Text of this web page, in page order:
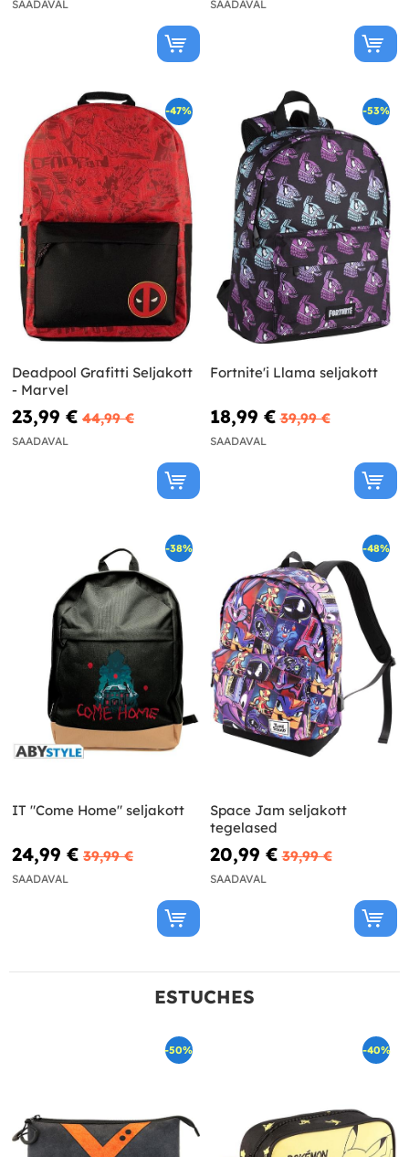
SAADAVAL SAADAVAL
-47%
Deadpool Grafitti Seljakott
- Marvel
23,99 € 44,99 €
SAADAVAL
-53%
Fortnite'i Llama seljakott
18,99 € 39,99 €
SAADAVAL
-38%
IT "Come Home" seljakott
24,99 € 39,99 €
SAADAVAL
-48%
Space Jam seljakott
tegelased
20,99 € 39,99 €
SAADAVAL
ESTUCHES
-50% -40%